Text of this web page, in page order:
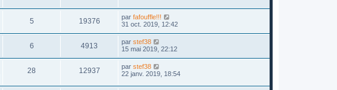
5 19376 par fafouffle!!!
31 oct. 2019, 12:42
6 4913 par stef38
15 mai 2019, 22:12
28 12937 par stef38
22 janv. 2019, 18:54